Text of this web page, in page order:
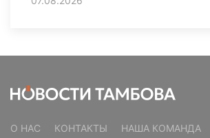
О НАС КОНТАКТЫ НАША КОМАНДА